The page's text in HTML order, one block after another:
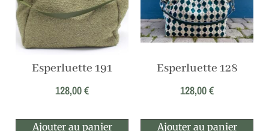
Esperluette 191
128,00€
Ajouter au panier
Esperluette 128
128,00€
Ajouter au panier